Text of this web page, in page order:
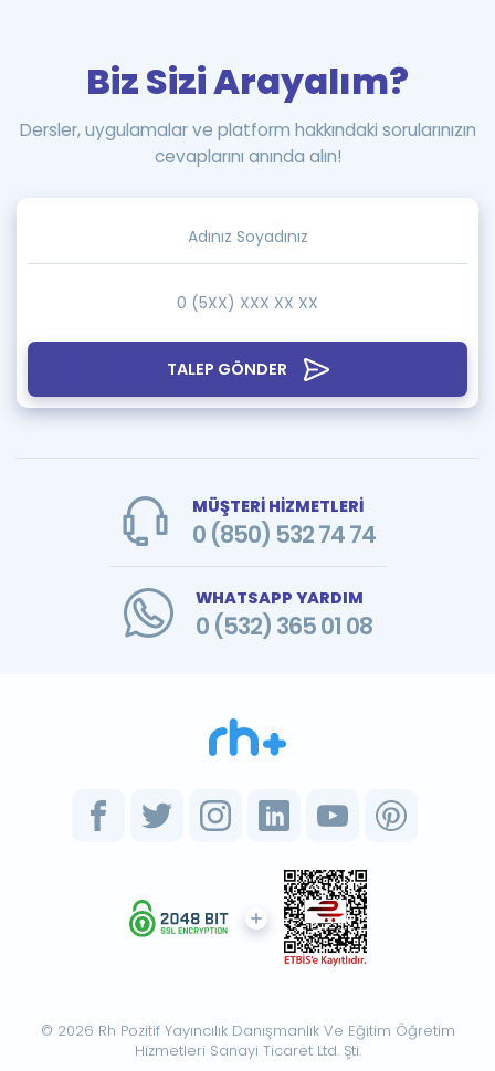
TALEP GÖNDER
Biz Sizi Arayalım?
Dersler, uygulamalar ve platform hakkındaki sorularınızın
cevaplarını anında alın!
MÜŞTERİ HİZMETLERİ
0 (850) 532 74 74
WHATSAPP YARDIM
0 (532) 365 01 08
© 2026 Rh Pozitif Yayıncılık Danışmanlık Ve Eğitim Öğretim
Hizmetleri Sanayi Ticaret Ltd. Şti.